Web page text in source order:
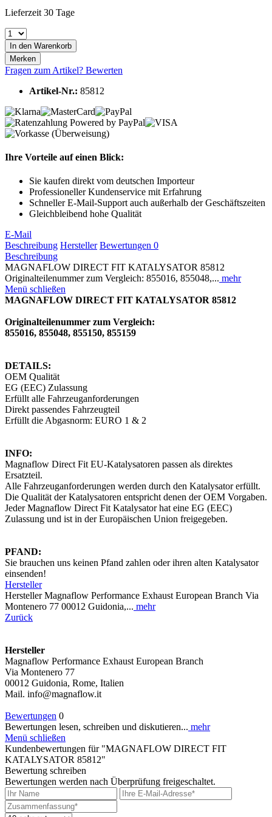
Lieferzeit 30 Tage
In den Warenkorb
Merken
Fragen zum Artikel? Bewerten
Artikel-Nr.: 85812
Ihre Vorteile auf einen Blick:
Sie kaufen direkt vom deutschen Importeur
Professioneller Kundenservice mit Erfahrung
Schneller E-Mail-Support auch außerhalb der Geschäftszeiten
Gleichbleibend hohe Qualität
E-Mail
Beschreibung Hersteller Bewertungen 0
Beschreibung
MAGNAFLOW DIRECT FIT KATALYSATOR 85812
Originalteilenummer zum Vergleich: 855016, 855048,... mehr
Menü schließen
MAGNAFLOW DIRECT FIT KATALYSATOR 85812
Originalteilenummer zum Vergleich:
855016, 855048, 855150, 855159
DETAILS:
OEM Qualität
EG (EEC) Zulassung
Erfüllt alle Fahrzeuganforderungen
Direkt passendes Fahrzeugteil
Erfüllt die Abgasnorm: EURO 1 & 2
INFO:
Magnaflow Direct Fit EU-Katalysatoren passen als direktes
Ersatzteil.
Alle Fahrzeuganforderungen werden durch den Katalysator erfüllt.
Die Qualität der Katalysatoren entspricht denen der OEM Vorgaben.
Jeder Magnaflow Direct Fit Katalysator hat eine EG (EEC)
Zulassung und ist in der Europäischen Union freigegeben.
PFAND:
Sie brauchen uns keinen Pfand zahlen oder ihren alten Katalysator
einsenden!
Hersteller
Hersteller Magnaflow Performance Exhaust European Branch Via
Montenero 77 00012 Guidonia,... mehr
Zurück
Hersteller
Magnaflow Performance Exhaust European Branch
Via Montenero 77
00012 Guidonia, Rome, Italien
Mail. info@magnaflow.it
Bewertungen 0
Bewertungen lesen, schreiben und diskutieren... mehr
Menü schließen
Kundenbewertungen für "MAGNAFLOW DIRECT FIT
KATALYSATOR 85812"
Bewertung schreiben
Bewertungen werden nach Überprüfung freigeschaltet.